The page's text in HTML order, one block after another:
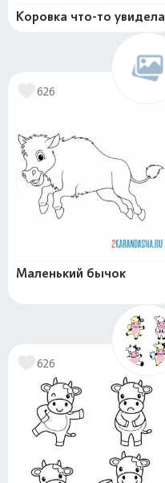
Коровка что-то увидела
626
Маленький бычок
626